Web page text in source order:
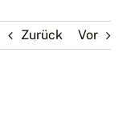
Zurück Vor